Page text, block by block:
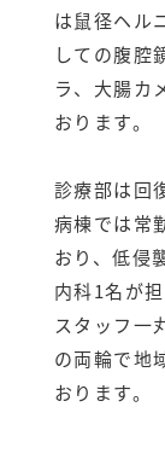
は鼠径ヘル
しての腹腔
ラ、大腸カ
おります。
診療部は回
病棟では常
おり、低侵
内科1名が
スタッフ一
の両輪で地
おります。